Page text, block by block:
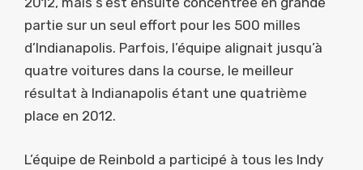
partie sur un seul effort pour les 500 milles
d’Indianapolis. Parfois, l’équipe alignait jusqu’à
quatre voitures dans la course, le meilleur
résultat à Indianapolis étant une quatrième
place en 2012.
L’équipe de Reinbold a participé à tous les Indy